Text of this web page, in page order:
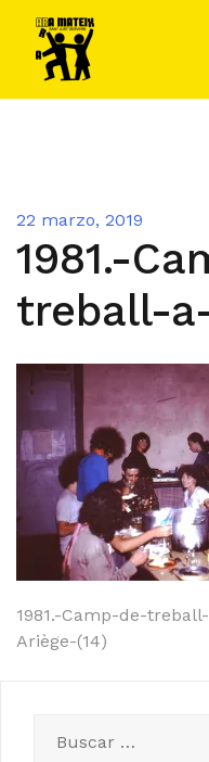
contenido
22 marzo, 2019
1981.-
treball-
Navegación
de
1981.-Camp-de-
Ariège-(14)